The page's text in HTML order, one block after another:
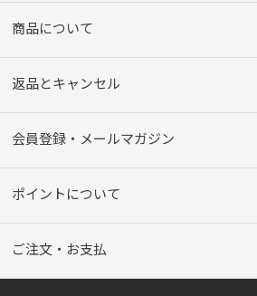
商品について
返品とキャンセル
会員登録・メールマガジン
ポイントについて
ご注文・お支払